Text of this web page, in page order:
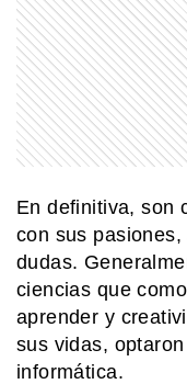
En definitiva, son
con sus
dudas.
ciencias que
aprender y
sus vidas,
informática.